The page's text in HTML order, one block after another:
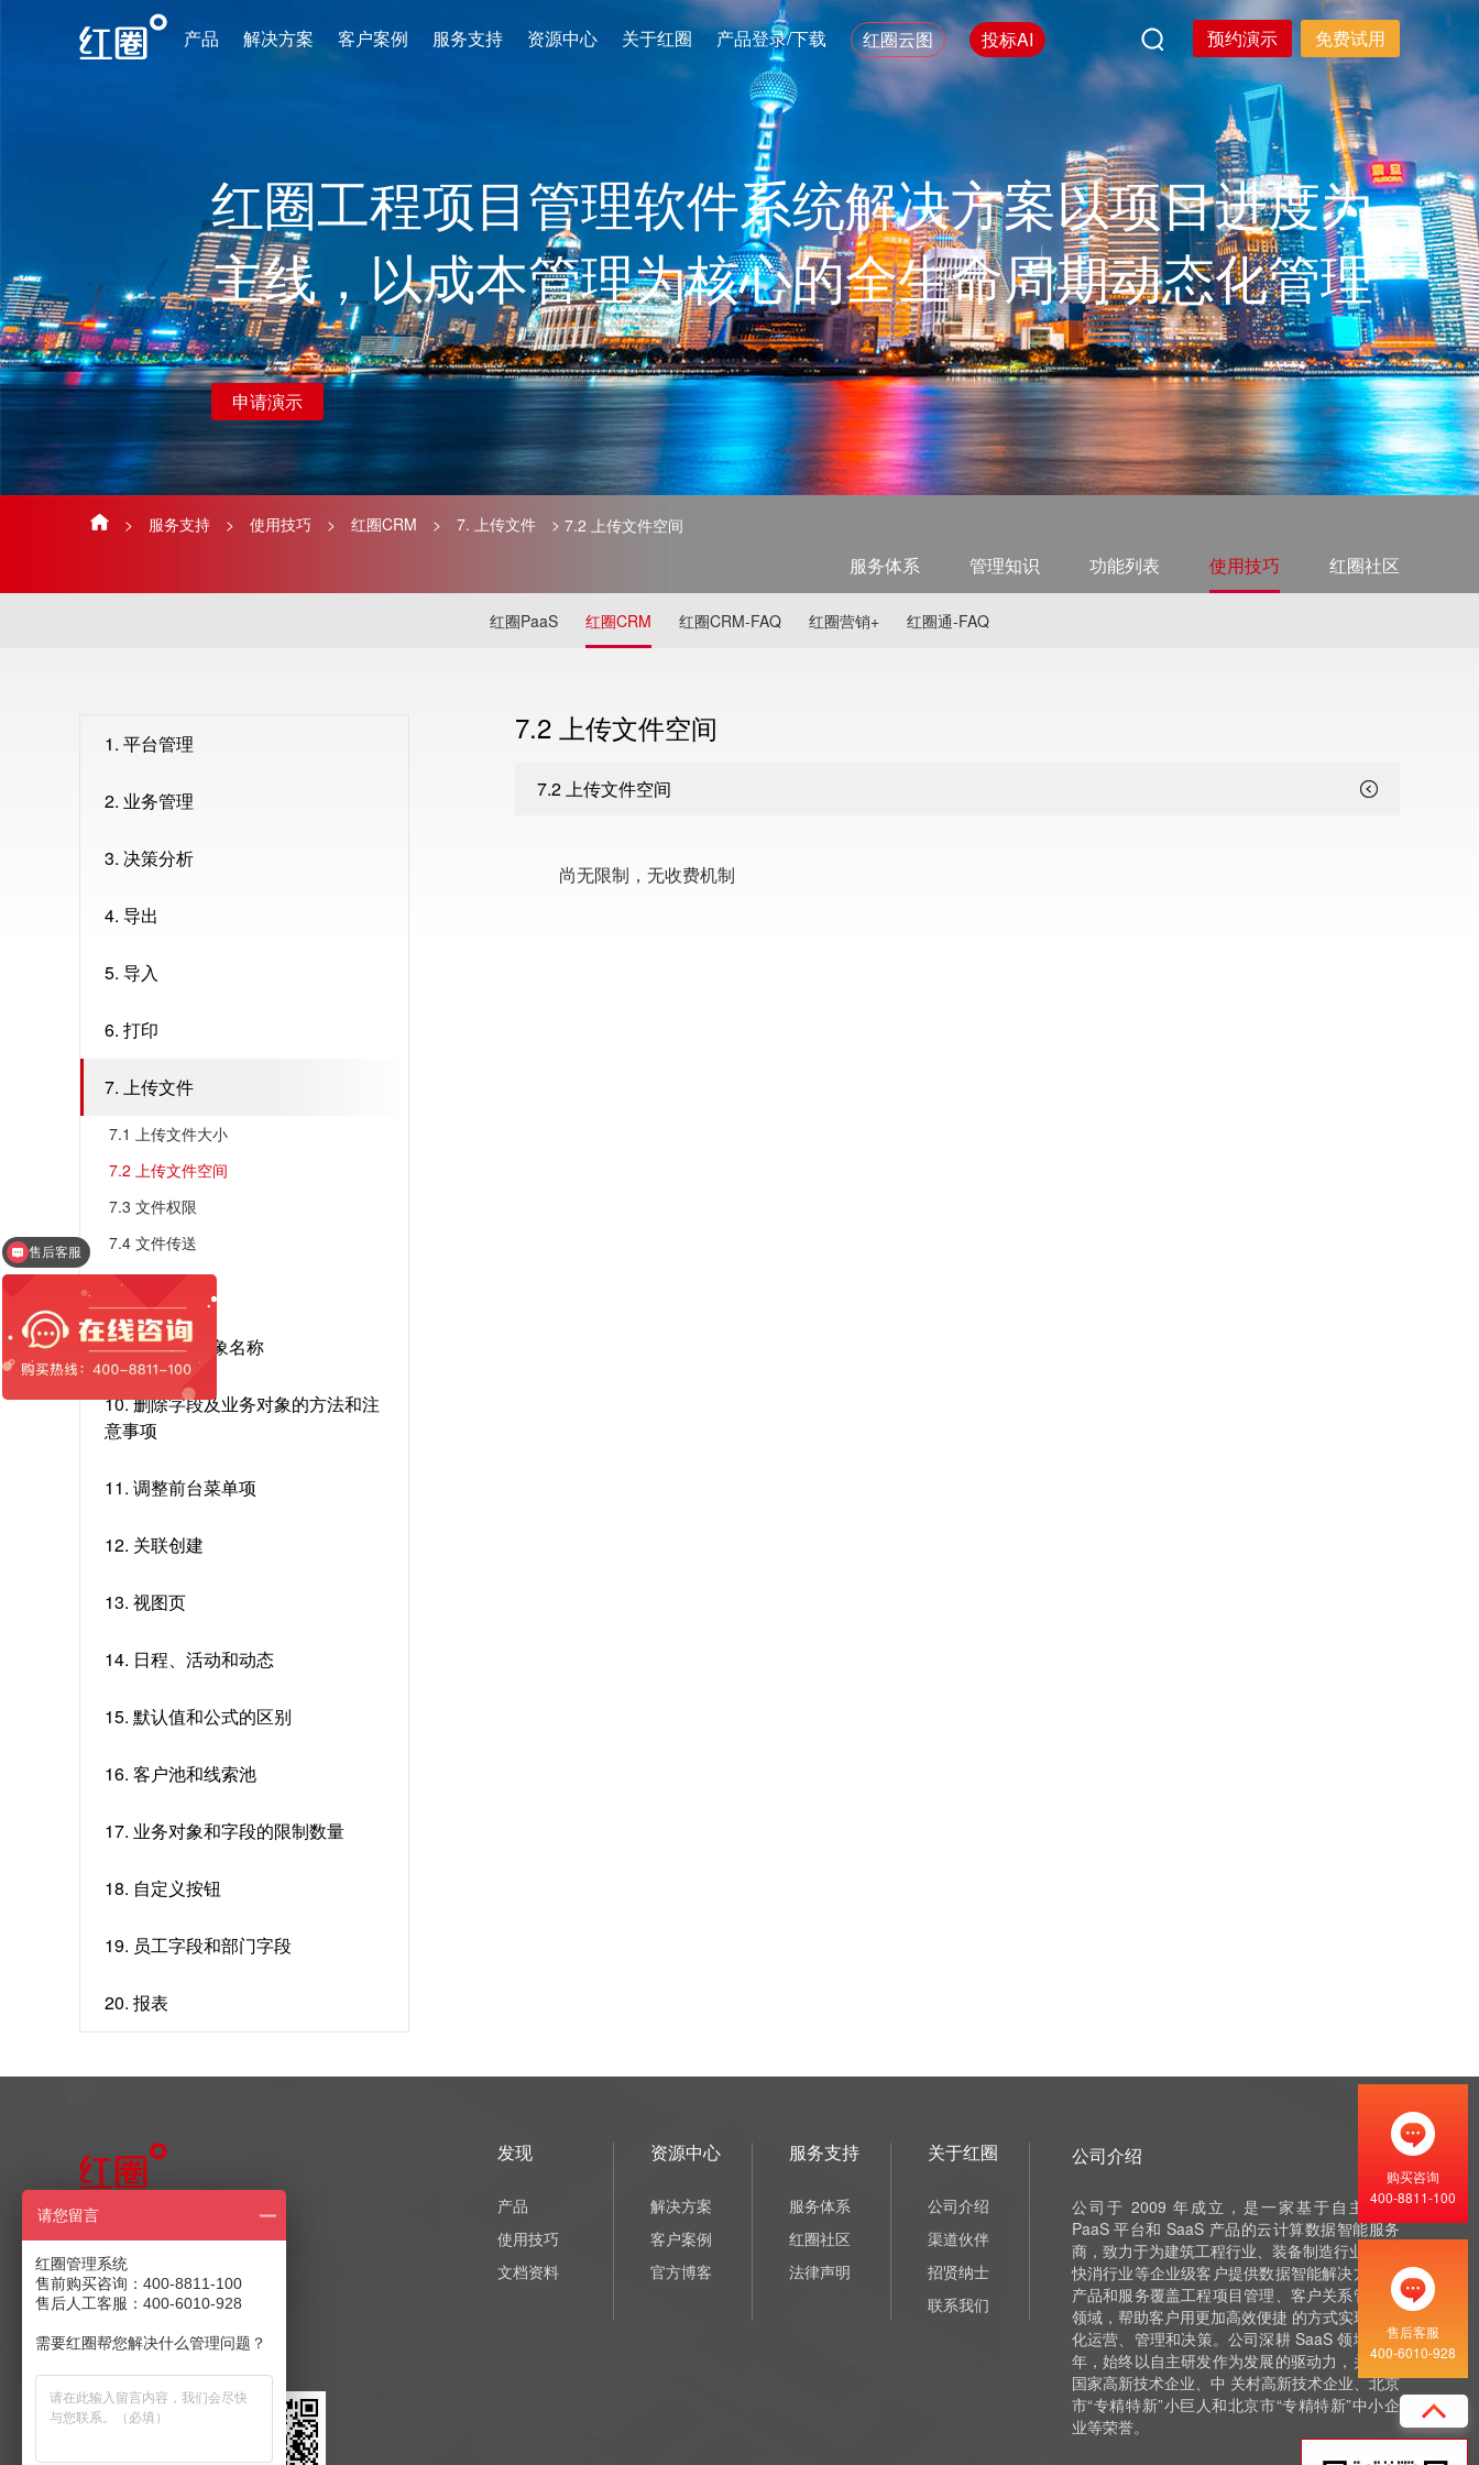
产品 解决方案 客户案例 服务支持 资源中心 关于红圈 产品登录/下载 红圈云图 投标AI 预约演示 免费试用
红圈工程项目管理软件系统解决方案以项目进度为
主线，以成本管理为核心的全生命周期动态化管理
申请演示
> 服务支持 > 使用技巧 > 红圈CRM > 7. 上传文件 > 7.2 ​上传文件空间
服务体系 管理知识 功能列表 使用技巧 红圈社区
红圈PaaS 红圈CRM 红圈CRM-FAQ 红圈营销+ 红圈通-FAQ
1. 平台管理
2. 业务管理
3. 决策分析
4. 导出
5. 导入
6. 打印
7. 上传文件
7.1 ​上传文件大小
7.2 ​上传文件空间
7.3 ​文件权限
7.4 ​文件传送
8. 信息提醒
9. 修改业务对象名称
10. 删除字段及业务对象的方法和注
意事项
11. 调整前台菜单项
12. 关联创建
13. 视图页
14. 日程、活动和动态
15. 默认值和公式的区别
16. 客户池和线索池
17. 业务对象和字段的限制数量
18. 自定义按钮
19. 员工字段和部门字段
20. 报表
7.2 ​上传文件空间
7.2 ​上传文件空间
尚无限制，无收费机制
售前产品咨询
400-8811-100
售后客服：400-6010-928
商务合作：
发送至邮箱
发现
产品
使用技巧
文档资料
资源中心
解决方案
客户案例
官方博客
服务支持
服务体系
红圈社区
法律声明
关于红圈
公司介绍
渠道伙伴
招贤纳士
联系我们
公司介绍
公司于 2009 年成立，是一家基于自主研发
PaaS 平台和 SaaS 产品的云计算数据智能服务
商，致力于为建筑工程行业、装备制造行业 和泛
快消行业等企业级客户提供数据智能解决方案，
产品和服务覆盖工程项目管理、客户关系管理等
领域，帮助客户用更加高效便捷 的方式实现数字
化运营、管理和决策。公司深耕 SaaS 领域十余
年，始终以自主研发作为发展的驱动力，并获评
国家高新技术企业、中 关村高新技术企业、北京
市“专精特新”小巨人和北京市“专精特新”中小企
业等荣誉。
购买咨询
400-8811-100
售后客服
400-6010-928
售后客服
请您留言
红圈管理系统
售前购买咨询：400-8811-100
售后人工客服：400-6010-928
需要红圈帮您解决什么管理问题？